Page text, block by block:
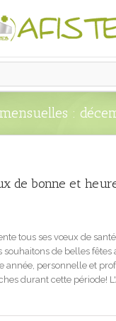
:
de bonne et
tous ses vœux de
souhaitons de belles fêtes
année, personnelle et
durant cette période!